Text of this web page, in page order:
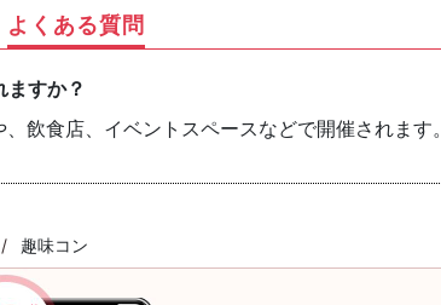
よくある質問
すか？
飲食店、イベントスペースなどで開催されます。
趣味コン